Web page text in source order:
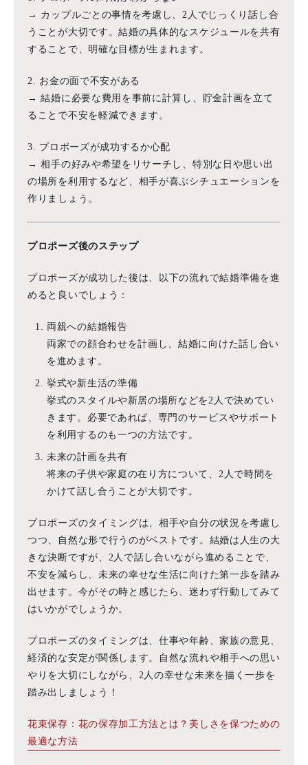
→ カップルごとの事情を考慮し、2人でじっくり話し合
うことが大切です。結婚の具体的なスケジュールを共有
することで、明確な目標が生まれます。
2. お金の面で不安がある
→ 結婚に必要な費用を事前に計算し、貯金計画を立て
ることで不安を軽減できます。
3. プロポーズが成功するか心配
→ 相手の好みや希望をリサーチし、特別な日や思い出
の場所を利用するなど、相手が喜ぶシチュエーションを
作りましょう。
プロポーズ後のステップ
プロポーズが成功した後は、以下の流れで結婚準備を進
めると良いでしょう：
両親への結婚報告
両家での顔合わせを計画し、結婚に向けた話し合い
を進めます。
挙式や新生活の準備
挙式のスタイルや新居の場所などを2人で決めてい
きます。必要であれば、専門のサービスやサポート
を利用するのも一つの方法です。
未来の計画を共有
将来の子供や家庭の在り方について、2人で時間を
かけて話し合うことが大切です。
プロポーズのタイミングは、相手や自分の状況を考慮し
つつ、自然な形で行うのがベストです。結婚は人生の大
きな決断ですが、2人で話し合いながら進めることで、
不安を減らし、未来の幸せな生活に向けた第一歩を踏み
出せます。今がその時と感じたら、迷わず行動してみて
はいかがでしょうか。
プロポーズのタイミングは、仕事や年齢、家族の意見、
経済的な安定が関係します。自然な流れや相手への思い
やりを大切にしながら、2人の幸せな未来を描く一歩を
踏み出しましょう！
花束保存：花の保存加工方法とは？美しさを保つための
最適な方法